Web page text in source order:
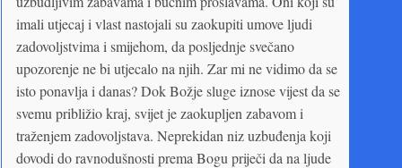
imali utjecaj i vlast nastojali su zaokupiti umove ljudi
zadovoljstvima i smijehom, da posljednje svečano
upozorenje ne bi utjecalo na njih. Zar mi ne vidimo da se
isto ponavlja i danas? Dok Božje sluge iznose vijest da se
svemu približio kraj, svijet je zaokupljen zabavom i
traženjem zadovoljstava. Neprekidan niz uzbuđenja koji
dovodi do ravnodušnosti prema Bogu priječi da na ljude